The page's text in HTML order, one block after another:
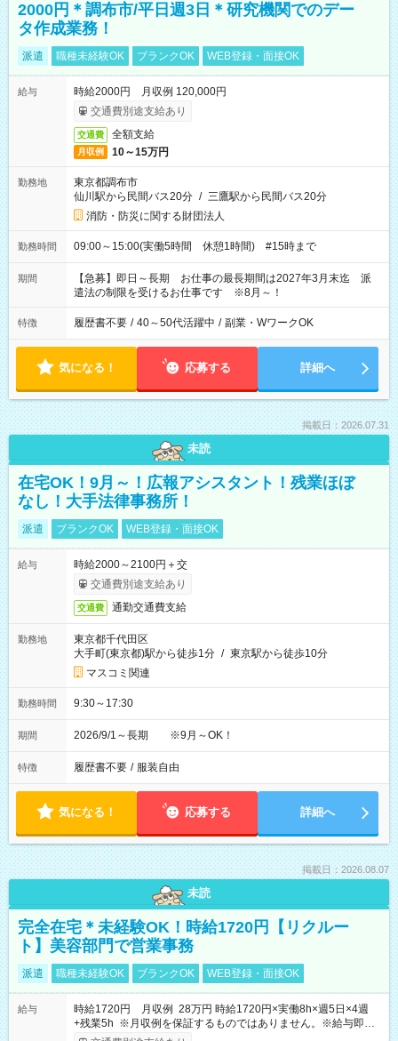
2000円＊調布市/平日週3日＊研究機関でのデー
タ作成業務！
派遣 職種未経験OK ブランクOK WEB登録・面接OK
給与
時給2000円 月収例 120,000円
交通費別途支給あり
交通費 全額支給
月収例 10～15万円
勤務地
東京都調布市
仙川駅から民間バス20分 / 三鷹駅から民間バス20分
消防・防災に関する財団法人
勤務時間 09:00～15:00(実働5時間 休憩1時間) #15時まで
期間
【急募】即日～長期 お仕事の最長期間は2027年3月末迄 派
遣法の制限を受けるお仕事です ※8月～！
特徴 履歴書不要 / 40～50代活躍中 / 副業・WワークOK
気になる！ 応募する 詳細へ
掲載日：2026.07.31
未読
在宅OK！9月～！広報アシスタント！残業ほぼ
なし！大手法律事務所！
派遣 ブランクOK WEB登録・面接OK
給与
時給2000～2100円＋交
交通費別途支給あり
交通費 通勤交通費支給
勤務地
東京都千代田区
大手町(東京都)駅から徒歩1分 / 東京駅から徒歩10分
マスコミ関連
勤務時間 9:30～17:30
期間 2026/9/1～長期 ※9月～OK！
特徴 履歴書不要 / 服装自由
気になる！ 応募する 詳細へ
掲載日：2026.08.07
未読
完全在宅＊未経験OK！時給1720円【リクルー
ト】美容部門で営業事務
派遣 職種未経験OK ブランクOK WEB登録・面接OK
給与
時給1720円 月収例 28万円 時給1720円×実働8h×週5日×4週
+残業5h ※月収例を保証するものではありません。※給与即受
取りサービス利用可（利用条件有）